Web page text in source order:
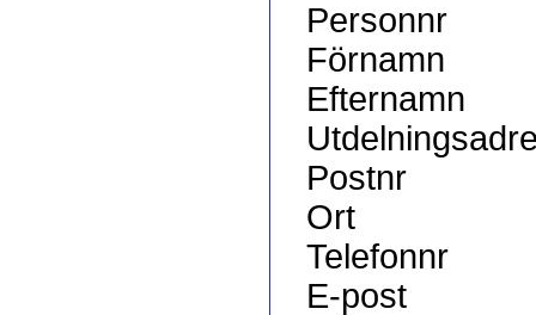
Personnr
Förnamn
Efternamn
Postnr
Ort
Telefonnr
E-post